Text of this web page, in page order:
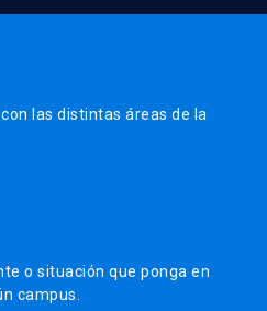
las distintas áreas de la
o situación que ponga en
campus.